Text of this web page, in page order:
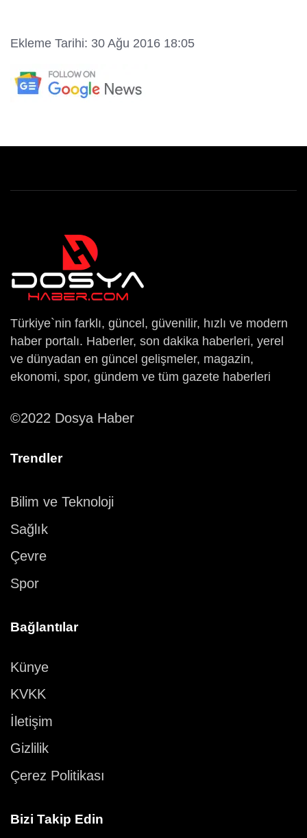
Ekleme Tarihi: 30 Ağu 2016 18:05
Türkiye`nin farklı, güncel, güvenilir, hızlı ve modern
haber portalı. Haberler, son dakika haberleri, yerel
ve dünyadan en güncel gelişmeler, magazin,
ekonomi, spor, gündem ve tüm gazete haberleri
©2022 Dosya Haber
Trendler
Bilim ve Teknoloji
Sağlık
Çevre
Spor
Bağlantılar
Künye
KVKK
İletişim
Gizlilik
Çerez Politikası
Bizi Takip Edin